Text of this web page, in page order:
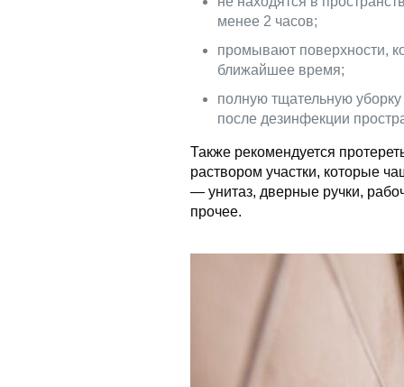
менее 2 часов;
промывают поверхности,
ближайшее время;
полную тщательную
после дезинфекции
Также рекомендуется
раствором участки, которые
— унитаз, дверные ручки,
прочее.